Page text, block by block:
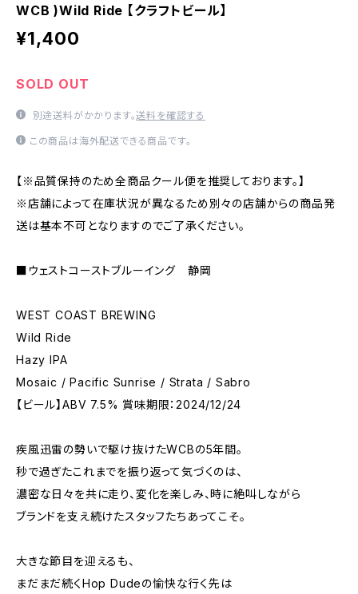
WCB )Wild Ride 【クラフトビール】
¥1,400
SOLD OUT
別途送料がかかります。送料を確認する
この商品は海外配送できる商品です。
【※品質保持のため全商品クール便を推奨しております。】
※店舗によって在庫状況が異なるため別々の店舗からの商品発
送は基本不可となりますのでご了承ください。
■ウェストコーストブルーイング 静岡
WEST COAST BREWING
Wild Ride
Hazy IPA
Mosaic / Pacific Sunrise / Strata / Sabro
【ビール】ABV 7.5% 賞味期限：2024/12/24
疾風迅雷の勢いで駆け抜けたWCBの5年間。
秒で過ぎたこれまでを振り返って気づくのは、
濃密な日々を共に走り、変化を楽しみ、時に絶叫しながら
ブランドを支え続けたスタッフたちあってこそ。
大きな節目を迎えるも、
まだまだ続くHop Dudeの愉快な行く先は